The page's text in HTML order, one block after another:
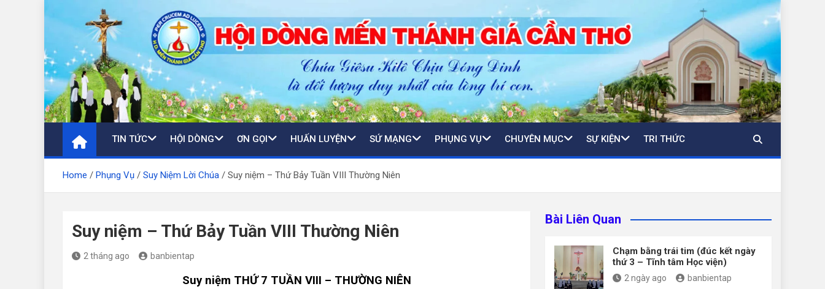
TIN TỨC HỘI DÒNG ƠN GỌI HUẤN LUYỆN SỨ MẠNG PHỤNG VỤ CHUYÊN MỤC SỰ KIỆN TRI THỨC
Home Phụng Vụ Suy Niệm Lời Chúa Suy niệm – Thứ Bảy Tuần VIII Thường Niên
Suy niệm – Thứ Bảy Tuần VIII Thường Niên
2 tháng ago banbientap
Suy niệm THỨ 7 TUẦN VIII – THƯỜNG NIÊN
Bài Liên Quan
Chạm bằng trái tim (đúc kết ngày
thứ 3 – Tĩnh tâm Học viện)
2 ngày ago banbientap